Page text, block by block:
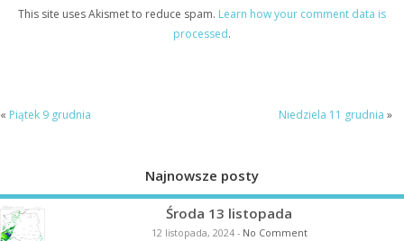
This site uses Akismet to reduce spam. Learn how your comment data is
processed.
« Piątek 9 grudnia Niedziela 11 grudnia »
Najnowsze posty
Środa 13 listopada
12 listopada, 2024- No Comment